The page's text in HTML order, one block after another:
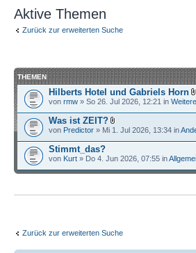
Aktive Themen
Zurück zur erweiterten Suche
THEMEN
Hilberts Hotel und Gabriels Horn
von rmw » So 26. Jul 2026, 12:21 in
Was ist ZEIT?
von Predictor » Mi 1. Jul 2026, 13:34 in
Stimmt_das?
von Kurt » Do 4. Jun 2026, 07:55 in
Zurück zur erweiterten Suche